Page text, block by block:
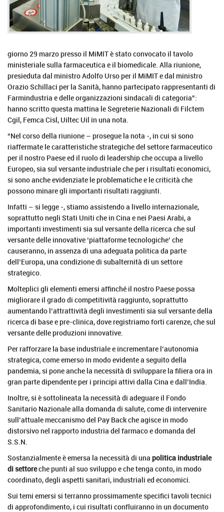
giorno 29 marzo presso il MiMIT è stato convocato il tavolo
ministeriale sulla farmaceutica e il biomedicale. Alla riunione,
presieduta dal ministro Adolfo Urso per il MiMIT e dal ministro
Orazio Schillaci per la Sanità, hanno partecipato rappresentanti di
Farmindustria e delle organizzazioni sindacali di categoria”:
hanno scritto questa mattina le Segreterie Nazionali di Filctem
Cgil, Femca Cisl, Uiltec Uil in una nota.
“Nel corso della riunione – prosegue la nota -, in cui si sono
riaffermate le caratteristiche strategiche del settore farmaceutico
per il nostro Paese ed il ruolo di leadership che occupa a livello
Europeo, sia sul versante industriale che per i risultati economici,
si sono anche evidenziate le problematiche e le criticità che
possono minare gli importanti risultati raggiunti.
Infatti – si legge -, stiamo assistendo a livello internazionale,
soprattutto negli Stati Uniti che in Cina e nei Paesi Arabi, a
importanti investimenti sia sul versante della ricerca che sul
versante delle innovative ‘piattaforme tecnologiche’ che
causeranno, in assenza di una adeguata politica da parte
dell’Europa, una condizione di subalternità di un settore
strategico.
Molteplici gli elementi emersi affinché il nostro Paese possa
migliorare il grado di competitività raggiunto, soprattutto
aumentando l’attrattività degli investimenti sia sul versante della
ricerca di base e pre-clinica, dove registriamo forti carenze, che sul
versante delle produzioni innovative.
Per rafforzare la base industriale e incrementare l’autonomia
strategica, come emerso in modo evidente a seguito della
pandemia, si pone anche la necessità di sviluppare la filiera ora in
gran parte dipendente per i principi attivi dalla Cina e dall’India.
Inoltre, si è sottolineata la necessità di adeguare il Fondo
Sanitario Nazionale alla domanda di salute, come di intervenire
sull’attuale meccanismo del Pay Back che agisce in modo
distorsivo nel rapporto industria del farmaco e domanda del
S.S.N.
Sostanzialmente è emersa la necessità di una politica industriale
di settoreche punti al suo sviluppo e che tenga conto, in modo
coordinato, degli aspetti sanitari, industriali ed economici.
Sui temi emersi si terranno prossimamente specifici tavoli tecnici
di approfondimento, i cui risultati confluiranno in un documento